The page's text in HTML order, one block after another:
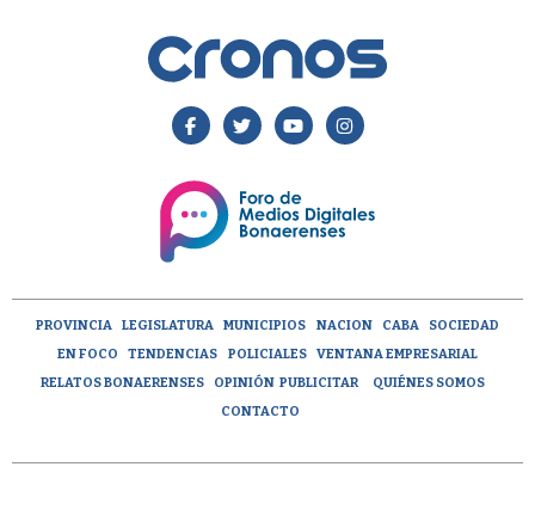
PROVINCIA LEGISLATURA MUNICIPIOS NACION CABA
SOCIEDAD
EN FOCO
TENDENCIAS POLICIALES
VENTANA EMPRESARIAL
RELATOS BONAERENSES
OPINIÓN PUBLICITAR
QUIÉNES SOMOS
CONTACTO